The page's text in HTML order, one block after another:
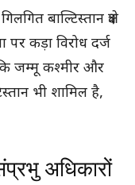
बाल्टिस्तान क्षेत्र
पर कड़ा विरोध दर्ज
जम्मू कश्मीर और
भी शामिल है,
अधिकारों